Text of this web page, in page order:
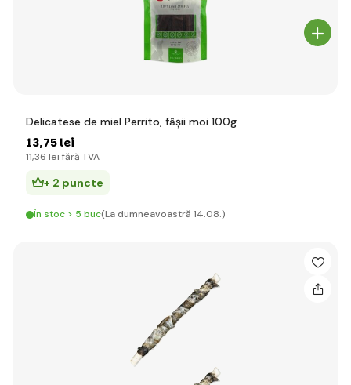
Delicatese de miel Perrito, fâșii moi 100g
13,75 lei
11,36 lei fără TVA
+ 2 puncte
În stoc > 5 buc(La dumneavoastră 14.08.)